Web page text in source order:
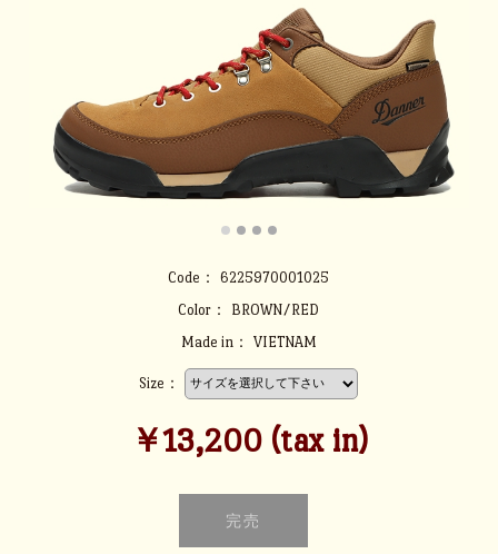
Code：
6225970001025
Color：
BROWN/RED
Made in：
VIETNAM
Size：
￥13,200 (tax in)